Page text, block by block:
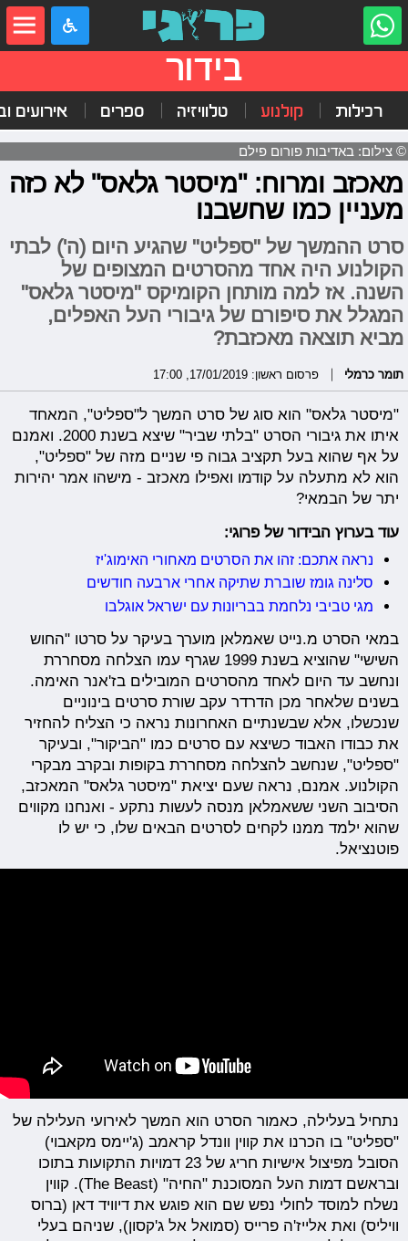
בידור
רכילות קולנוע טלוויזיה ספרים אירועים
© צילום: באדיבות פורום פילם
מאכזב ומרוח: "מיסטר גלאס" לא כזה
מעניין כמו שחשבנו
סרט ההמשך של "ספליט" שהגיע היום (ה') לבתי
הקולנוע היה אחד מהסרטים המצופים של
השנה. אז למה מותחן הקומיקס "מיסטר גלאס"
המגלל את סיפורם של גיבורי העל האפלים,
מביא תוצאה מאכזבת?
תומר כרמלי פרסום ראשון: 17/01/2019, 17:00
"מיסטר גלאס" הוא סוג של סרט המשך ל"ספליט", המאחד
איתו את גיבורי הסרט "בלתי שביר" שיצא בשנת 2000. ואמנם
על אף שהוא בעל תקציב גבוה פי שניים מזה של "ספליט",
הוא לא מתעלה על קודמו ואפילו מאכזב - מישהו אמר יהירות
יתר של הבמאי?
עוד בערוץ הבידור של פרוגי:
נראה אתכם: זהו את הסרטים מאחורי האימוג'יז
סלינה גומז שוברת שתיקה אחרי ארבעה חודשים
מגי טביבי נלחמת בבריונות עם ישראל אוגלבו
במאי הסרט מ.נייט שאמלאן מוערך בעיקר על סרטו "החוש
השישי" שהוציא בשנת 1999 שגרף עמו הצלחה מסחררת
ונחשב עד היום לאחד מהסרטים המובילים בז'אנר האימה.
בשנים שלאחר מכן הדרדר עקב שורת סרטים בינוניים
שנכשלו, אלא שבשנתיים האחרונות נראה כי הצליח להחזיר
את כבודו האבוד כשיצא עם סרטים כמו "הביקור", ובעיקר
"ספליט", שנחשב להצלחה מסחררת בקופות ובקרב מבקרי
הקולנוע. אמנם, נראה שעם יציאת "מיסטר גלאס" המאכזב,
הסיבוב השני ששאמלאן מנסה לעשות נתקע - ואנחנו מקווים
שהוא ילמד ממנו לקחים לסרטים הבאים שלו, כי יש לו
פוטנציאל.
נתחיל בעלילה, כאמור הסרט הוא המשך לאירועי העלילה של
"ספליט" בו הכרנו את קווין וונדל קראמב (ג'יימס מקאבוי)
הסובל מפיצול אישיות חריג של 23 דמויות התקועות בתוכו
ובראשם דמות העל המסוכנת "החיה" (The Beast). קווין
נשלח למוסד לחולי נפש שם הוא פוגש את דיוויד דאן (ברוס
וויליס) ואת אלייז'ה פרייס (סמואל אל ג'קסון), שניהם בעלי